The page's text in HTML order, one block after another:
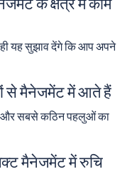
के क्षेत्र में काम
यह सुझाव देंगे कि आप अपने
से मैनेजमेंट में आते हैं
और सबसे कठिन पहलुओं का
मैनेजमेंट में रुचि